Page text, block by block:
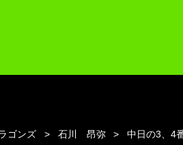
ゴンズ 石川 昂弥 中日の3、4